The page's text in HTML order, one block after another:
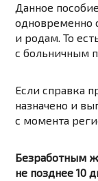
Данное
одновременно
и родам. То
с больничным
Если справка
назначено и
с момента
Безработным
не позднее 10